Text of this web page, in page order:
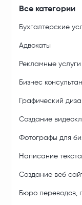
Все категории
Бухгалтерские
Адвокаты
Рекламные услуги
Бизнес
Графический
Создание
Фотографы для
Написание текста
Создание веб
Бюро переводов,